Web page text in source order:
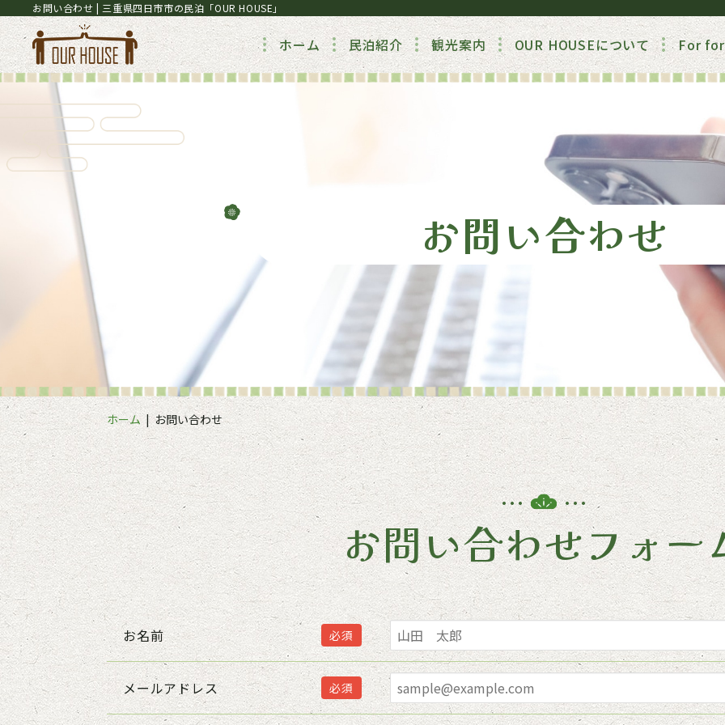
お問い合わせ | 三重県四日市市の民泊「OUR HOUSE」
ホーム 民泊紹介 観光案内 OUR HOUSEについて For
お問い合わせ
ホーム お問い合わせ
お問い合わせフォー
お名前 必須
メールアドレス 必須